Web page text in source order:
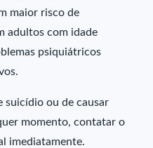
maior risco de
adultos com idade
psiquiátricos
suicídio ou de causar
momento, contatar o
imediatamente.